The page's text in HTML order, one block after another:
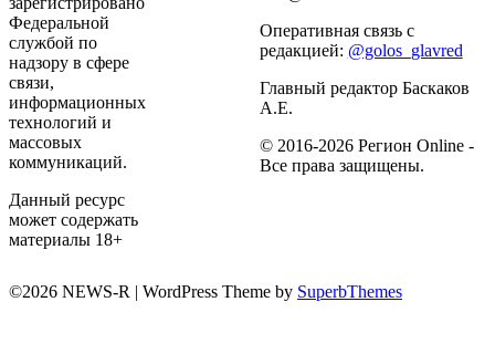
Федеральной
службой по
надзору в сфере
связи,
информационных
технологий и
массовых
коммуникаций.
Данный ресурс
может содержать
материалы 18+
Оперативная связь с
редакцией: @golos_glavred
Главный редактор Баскаков
А.Е.
© 2016-2026 Регион Online -
Все права защищены.
©2026 NEWS-R | WordPress Theme by SuperbThemes